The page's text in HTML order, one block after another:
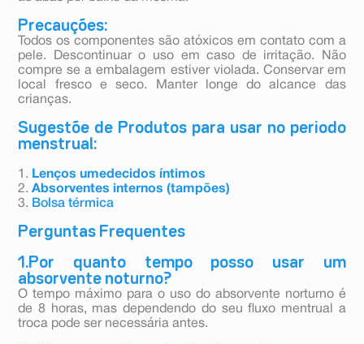
Precauções:
Todos os componentes são atóxicos em contato com a
pele. Descontinuar o uso em caso de irritação. Não
compre se a embalagem estiver violada. Conservar em
local fresco e seco. Manter longe do alcance das
crianças.
Sugestõe de Produtos para usar no periodo
menstrual:
1. Lenços umedecidos íntimos
2.Absorventes internos (tampões)
3. Bolsa térmica
Perguntas Frequentes
1.Por quanto tempo posso usar um
absorvente noturno?
O tempo máximo para o uso do absorvente norturno é
de 8 horas, mas dependendo do seu fluxo mentrual a
troca pode ser necessária antes.